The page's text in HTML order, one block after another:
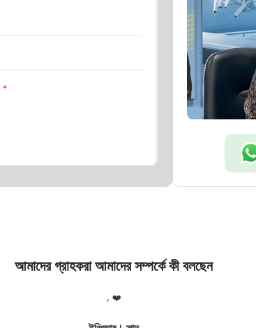
আমাদের গ্রাহকরা আমাদের সম্পর্কে কী বলছেন
, ❤️